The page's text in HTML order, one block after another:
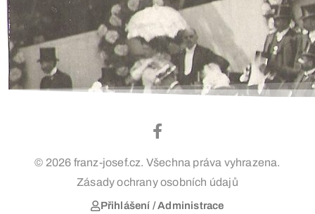
© 2026 franz-josef.cz. Všechna práva vyhrazena.
Zásady ochrany osobních údajů
Přihlášení / Administrace